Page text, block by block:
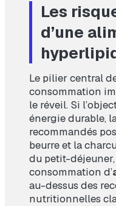
Les
d’une
Le pilier central
consommation
le réveil. Si
énergie durable,
recommandés
beurre et la
du petit-
consommation d’
au-dessus des
nutritionnelles